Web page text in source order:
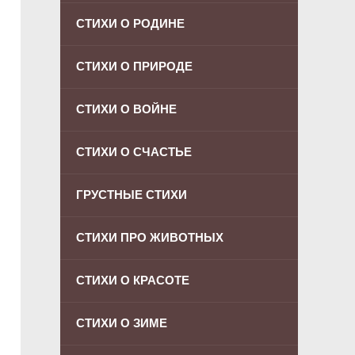
СТИХИ О РОДИНЕ
СТИХИ О ПРИРОДЕ
СТИХИ О ВОЙНЕ
СТИХИ О СЧАСТЬЕ
ГРУСТНЫЕ СТИХИ
СТИХИ ПРО ЖИВОТНЫХ
СТИХИ О КРАСОТЕ
СТИХИ О ЗИМЕ